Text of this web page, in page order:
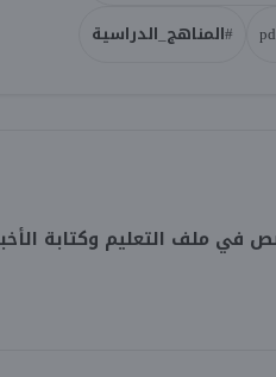
#المناهج_الدراسية
ملف التعليم وكتابة